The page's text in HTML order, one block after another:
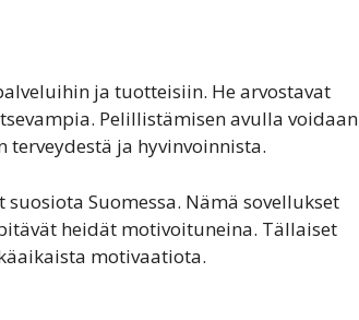
ja tuotteisiin. He arvostavat
Pelillistämisen avulla voidaan
ja hyvinvoinnista.
Suomessa. Nämä sovellukset
heidät motivoituneina. Tällaiset
motivaatiota.